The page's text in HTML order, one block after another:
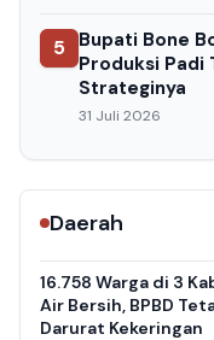
5
Bupati Bone
Produksi Padi
Strateginya
31 Juli 2026
Daerah
16.758 Warga di 3
Air Bersih, BPBD
Darurat Kekeringan